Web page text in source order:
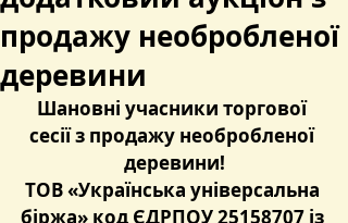
продажу необробленої
деревини
Шановні учасники торгової
сесії з продажу необробленої
деревини!
ТОВ «Українська універсальна
біржа» код ЄДРПОУ 25158707 із